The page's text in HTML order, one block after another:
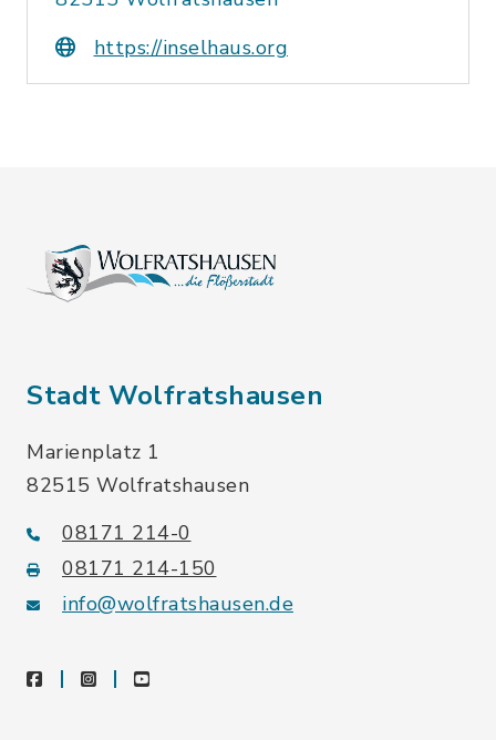
https://inselhaus.org
Stadt Wolfratshausen
Marienplatz 1
82515 Wolfratshausen
08171 214-0
08171 214-150
info@wolfratshausen.de
facebookinstagramyoutube